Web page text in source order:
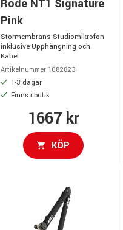
Rode NT1 Signature
Pink
Stormembrans Studiomikrofon
inklusive Upphängning och
Kabel
Artikelnummer 1082823
1-3 dagar
Finns i butik
1667 kr
KÖP